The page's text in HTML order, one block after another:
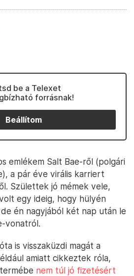
be a Telexet
forrásnak!
Beállítom
emlékem Salt Bae-ről (polgári
a pár éve virális karriert
Születtek jó mémek vele,
egy ideig, hogy hülyén
én nagyjából két nap után le
vonatról.
is visszaküzdi magát a
amiatt cikkeztek róla,
nem túl jó fizetésért